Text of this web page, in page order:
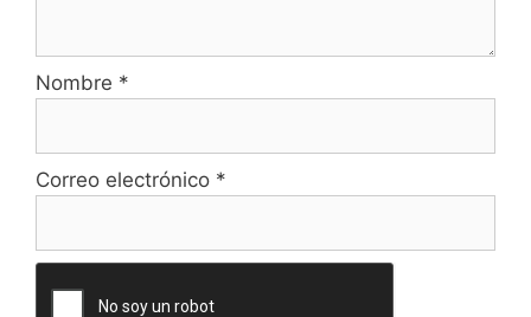
Nombre *
Correo electrónico *